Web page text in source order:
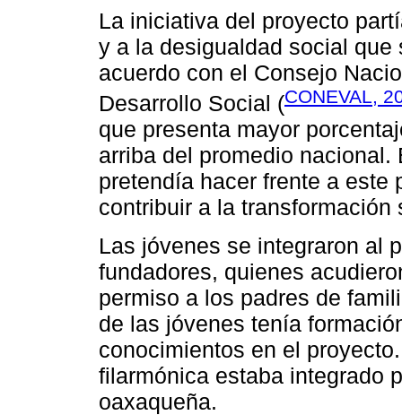
La iniciativa del proyecto
y a la desigualdad social
acuerdo con el Consejo
Desarrollo Social (CONEVAL,
que presenta mayor
arriba del promedio
pretendía hacer frente a este
contribuir a la
Las jóvenes se integraron al
fundadores, quienes
permiso a los padres de
de las jóvenes tenía
conocimientos en el
filarmónica estaba integrado
oaxaqueña.